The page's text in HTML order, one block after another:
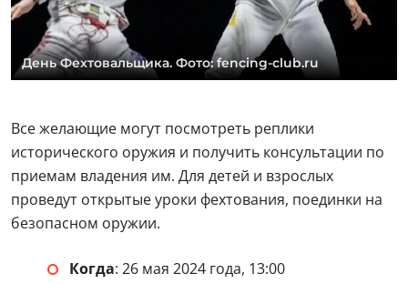
День Фехтовальщика. Фото: fencing-club.ru
Все желающие могут посмотреть реплики
исторического оружия и получить консультации по
приемам владения им. Для детей и взрослых
проведут открытые уроки фехтования, поединки на
безопасном оружии.
Когда: 26 мая 2024 года, 13:00